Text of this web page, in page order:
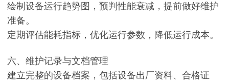
绘制设备运行趋势图，预判性能衰减，提前做好维护
准备。
定期评估能耗指标，优化运行参数，降低运行成本。
六、维护记录与文档管理
建立完整的设备档案，包括设备出厂资料、合格证